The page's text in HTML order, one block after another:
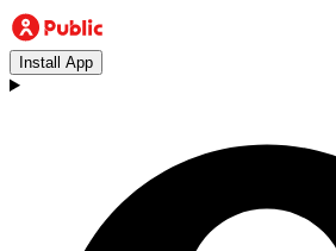
Install App